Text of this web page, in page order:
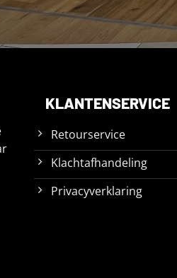
KLANTENSERVICE
Retourservice
Klachtafhandeling
Privacyverklaring